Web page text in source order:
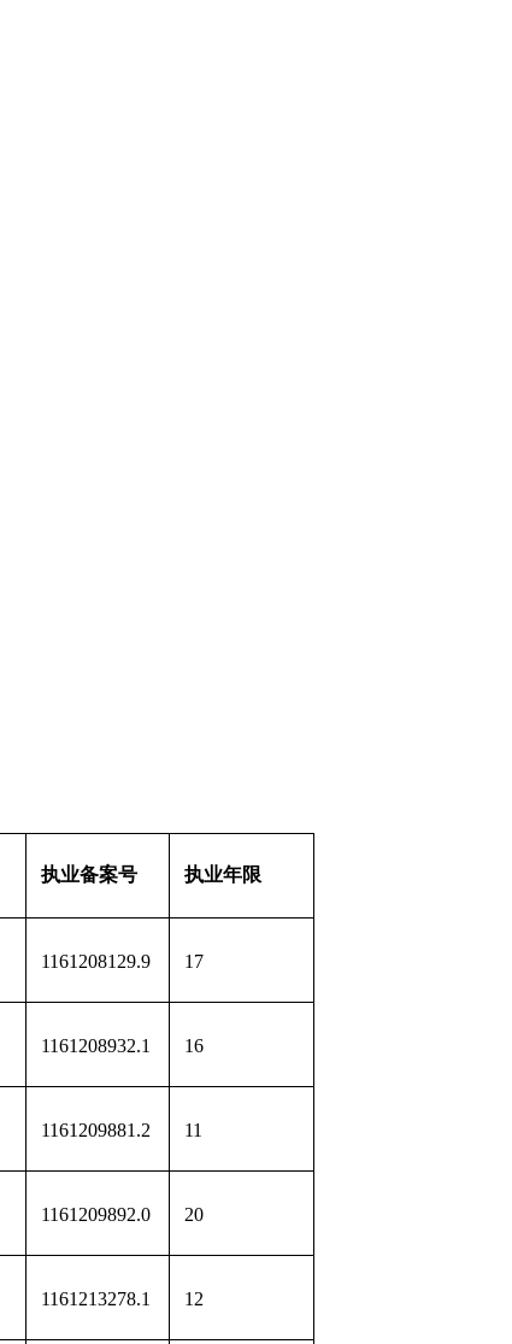
执业备案号 执业年限
1161208129.9 17
1161208932.1 16
1161209881.2 11
1161209892.0 20
1161213278.1 12